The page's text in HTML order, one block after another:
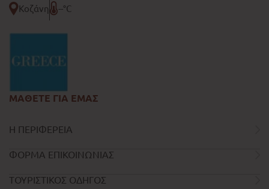
Κοζάνη --°C
ΜΑΘΕΤΕ ΓΙΑ ΕΜΑΣ
Η ΠΕΡΙΦΕΡΕΙΑ
ΦΟΡΜΑ ΕΠΙΚΟΙΝΩΝΙΑΣ
ΤΟΥΡΙΣΤΙΚΟΣ ΟΔΗΓΟΣ